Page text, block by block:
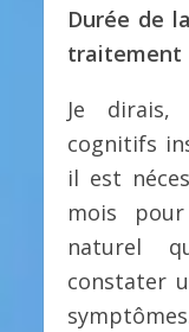
Durée de
traitement
Je
cognitifs
il est
mois
naturel
constater